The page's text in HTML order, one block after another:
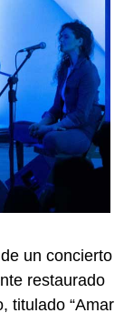
un concierto
restaurado
titulado “Amar